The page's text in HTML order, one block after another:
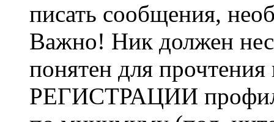
писать сообщения,
Важно! Ник должен
понятен для
РЕГИСТРАЦИИ профиль